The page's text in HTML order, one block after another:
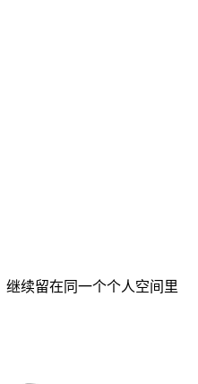
继续留在同一个个人空间里